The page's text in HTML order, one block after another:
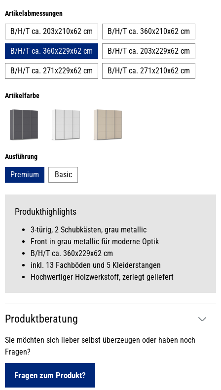
Produkthighlights
3-türig, 2 Schubkästen, grau metallic
Front in grau metallic für moderne Optik
B/H/T ca. 360x229x62 cm
inkl. 13 Fachböden und 5 Kleiderstangen
Hochwertiger Holzwerkstoff, zerlegt geliefert
Artikelabmessungenauswählen
B/H/T ca. 203x210x62 cm B/H/T ca. 360x210x62 cm
B/H/T ca. 360x229x62 cm B/H/T ca. 203x229x62 cm
B/H/T ca. 271x229x62 cm B/H/T ca. 271x210x62 cm
Artikelfarbeauswählen
Ausführungauswählen
Premium Basic
Produktberatung
Sie möchten sich lieber selbst überzeugen oder haben noch
Fragen?
Fragen zum Produkt?